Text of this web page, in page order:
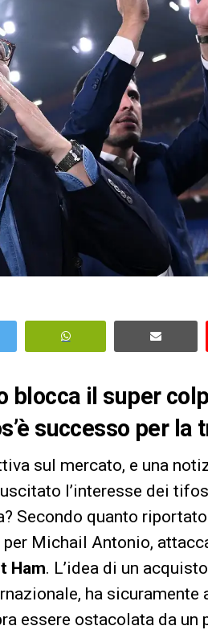
blocca il super
successo per la
sul mercato, e una
l’interesse dei
Secondo quanto
Michail Antonio,
Ham. L’idea di un
ha
essere ostacolata da un